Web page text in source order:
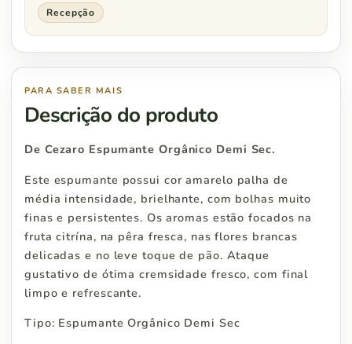
Recepção
PARA SABER MAIS
Descrição do produto
De Cezaro Espumante Orgânico Demi Sec.
Este espumante possui cor amarelo palha de
média intensidade, brielhante, com bolhas muito
finas e persistentes. Os aromas estão focados na
fruta citrína, na pêra fresca, nas flores brancas
delicadas e no leve toque de pão. Ataque
gustativo de ótima cremsidade fresco, com final
limpo e refrescante.
Tipo: Espumante Orgânico Demi Sec